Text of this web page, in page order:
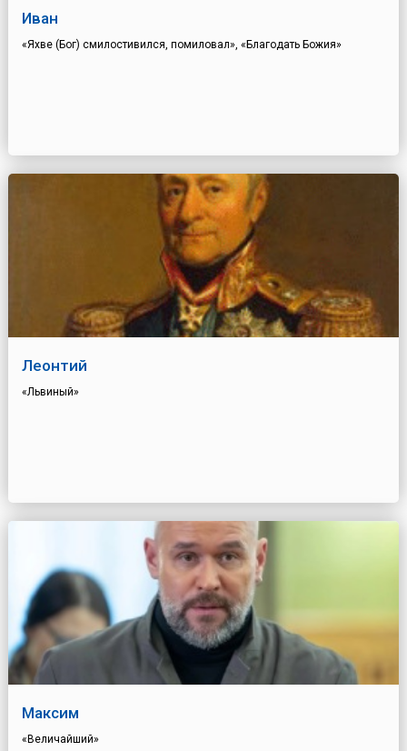
Иван
«Яхве (Бог) смилостивился, помиловал», «Благодать Божия»
Леонтий
«Львиный»
Максим
«Величайший»